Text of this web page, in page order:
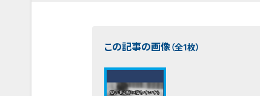
この記事の画像（全1枚）